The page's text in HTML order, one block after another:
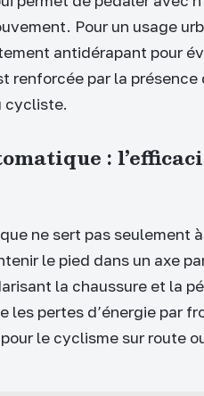
Pour un usage
antidérapant pour
renforcée par la
cycliste.
:
ne sert pas seulement
le pied dans un axe
la chaussure et la
les pertes d’énergie par
pour le cyclisme sur route